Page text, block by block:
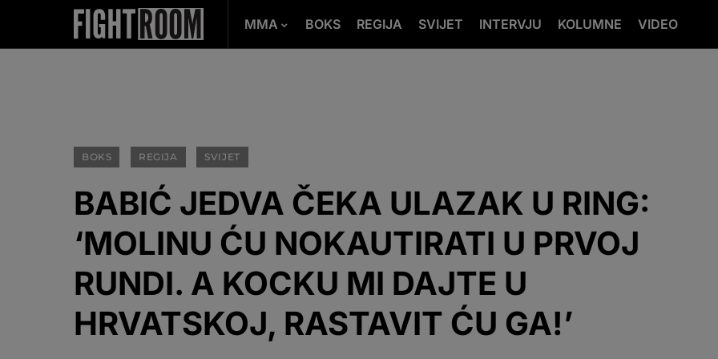
MMA BOKS REGIJA SVIJET INTERVJU KOLUMNE VIDEO
BOKS REGIJA SVIJET
BABIĆ JEDVA ČEKA ULAZAK U RING:
‘MOLINU ĆU NOKAUTIRATI U PRVOJ
RUNDI. A KOCKU MI DAJTE U
HRVATSKOJ, RASTAVIT ĆU GA!’